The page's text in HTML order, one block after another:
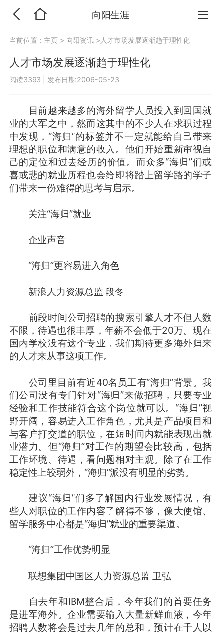
向阳生涯
当前位置： 主页 > 向阳资讯 >人才市场发展逐渐趋于理性化
人才市场发展逐渐趋于理性化
阅读3393 发布日期:2006-05-23
目前越来越多的海外留学人员投入到回国就
业的大军之中，然而这其中的不少人在求职过程
中发现，“海归”的标签并不一定就能给自己带来
理想的职位和满意的收入。他们开始重新审视自
己的定位和过去经历的价值。而众多“海归”们或
喜或悲的就业历程也会给即将踏上留学路的学子
们带来一份难得的思考与启示。
关注“海归”就业
企业声音
“海归”更容易进入角色
新浪人力资源总监 段冬
前段时间公司招聘的搜索引擎人才不但人数
不限，待遇也很丰厚，年薪不会低于20万。现在
国内学校没有这个专业，我们期待更多海外归来
的人才来从事这项工作。
公司里目前有近40名员工有“海归”背景。我
们公司没有专门针对“海归”来做招聘，只要专业
经验和工作技能符合这个岗位就可以。“海归”视
野开阔，容易进入工作角色，尤其是产品项目和
与客户打交道的职位，在短时间内就能表现出就
业潜力。但“海归”对工作的期望会比较高，包括
工作环境、待遇，看问题相对主观。除了在工作
稳定性上较弱外，“海归”派没有明显的劣势。
建议“海归”们多了解国内行业发展情况，有
些人对职位的工作内容了解得不够，像大使馆、
留学服务中心都是“海归”就业的重要渠道。
“海归”工作优势明显
联想集团中国区人力资源总监 卫弘
自去年和IBM整合后，今年我们的首要任务
是进军海外。企业需要输入大量新鲜血液，今年
招聘人数将会是过去几年的总和，预计在千人以